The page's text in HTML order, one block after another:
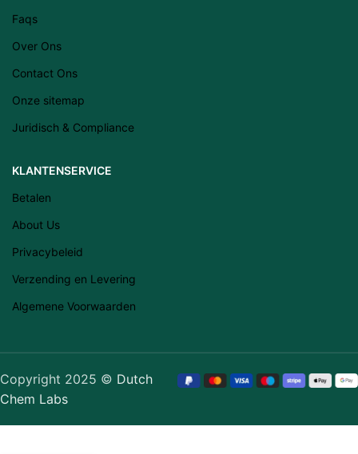
Faqs
Over Ons
Contact Ons
Onze sitemap
Juridisch & Compliance
KLANTENSERVICE
Betalen
About Us
Privacybeleid
Verzending en Levering
Algemene Voorwaarden
Copyright 2025 © Dutch
Chem Labs
Deutsch
Português (AO90)